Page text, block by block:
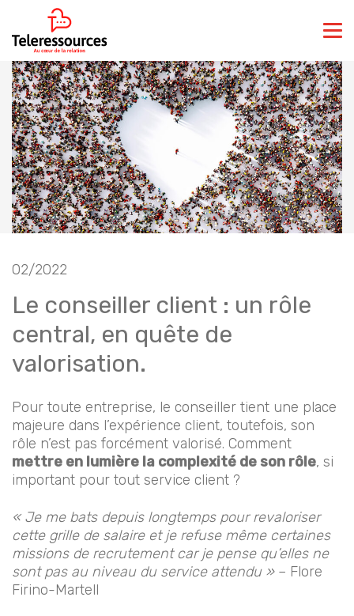
02/2022
Le conseiller client : un rôle
central, en quête de
valorisation.
Pour toute entreprise, le conseiller tient une place
majeure dans l’expérience client, toutefois, son
rôle n’est pas forcément valorisé. Comment
mettre en lumière la complexité de son rôle, si
important pour tout service client ?
« Je me bats depuis longtemps pour revaloriser
cette grille de salaire et je refuse même certaines
missions de recrutement car je pense qu’elles ne
sont pas au niveau du service attendu »– Flore
Firino-Martell